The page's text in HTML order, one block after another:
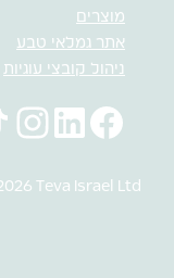
מוצרים
אתר גמלאי טבע
ניהול קובצי עוגיות
Teva Israel Ltd